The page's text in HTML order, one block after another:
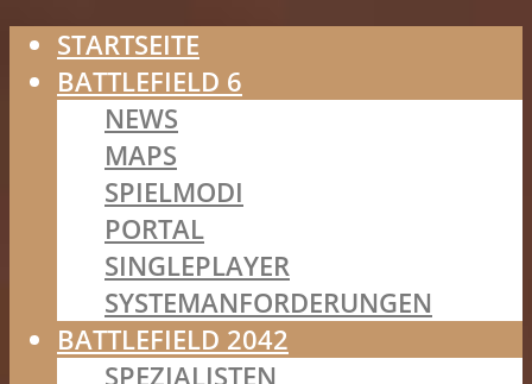
STARTSEITE
BATTLEFIELD 6
NEWS
MAPS
SPIELMODI
PORTAL
SINGLEPLAYER
SYSTEMANFORDERUNGEN
BATTLEFIELD 2042